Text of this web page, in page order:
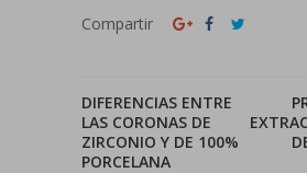
Compartir
DIFERENCIAS ENTRE
LAS CORONAS DE
ZIRCONIO Y DE 100%
PORCELANA